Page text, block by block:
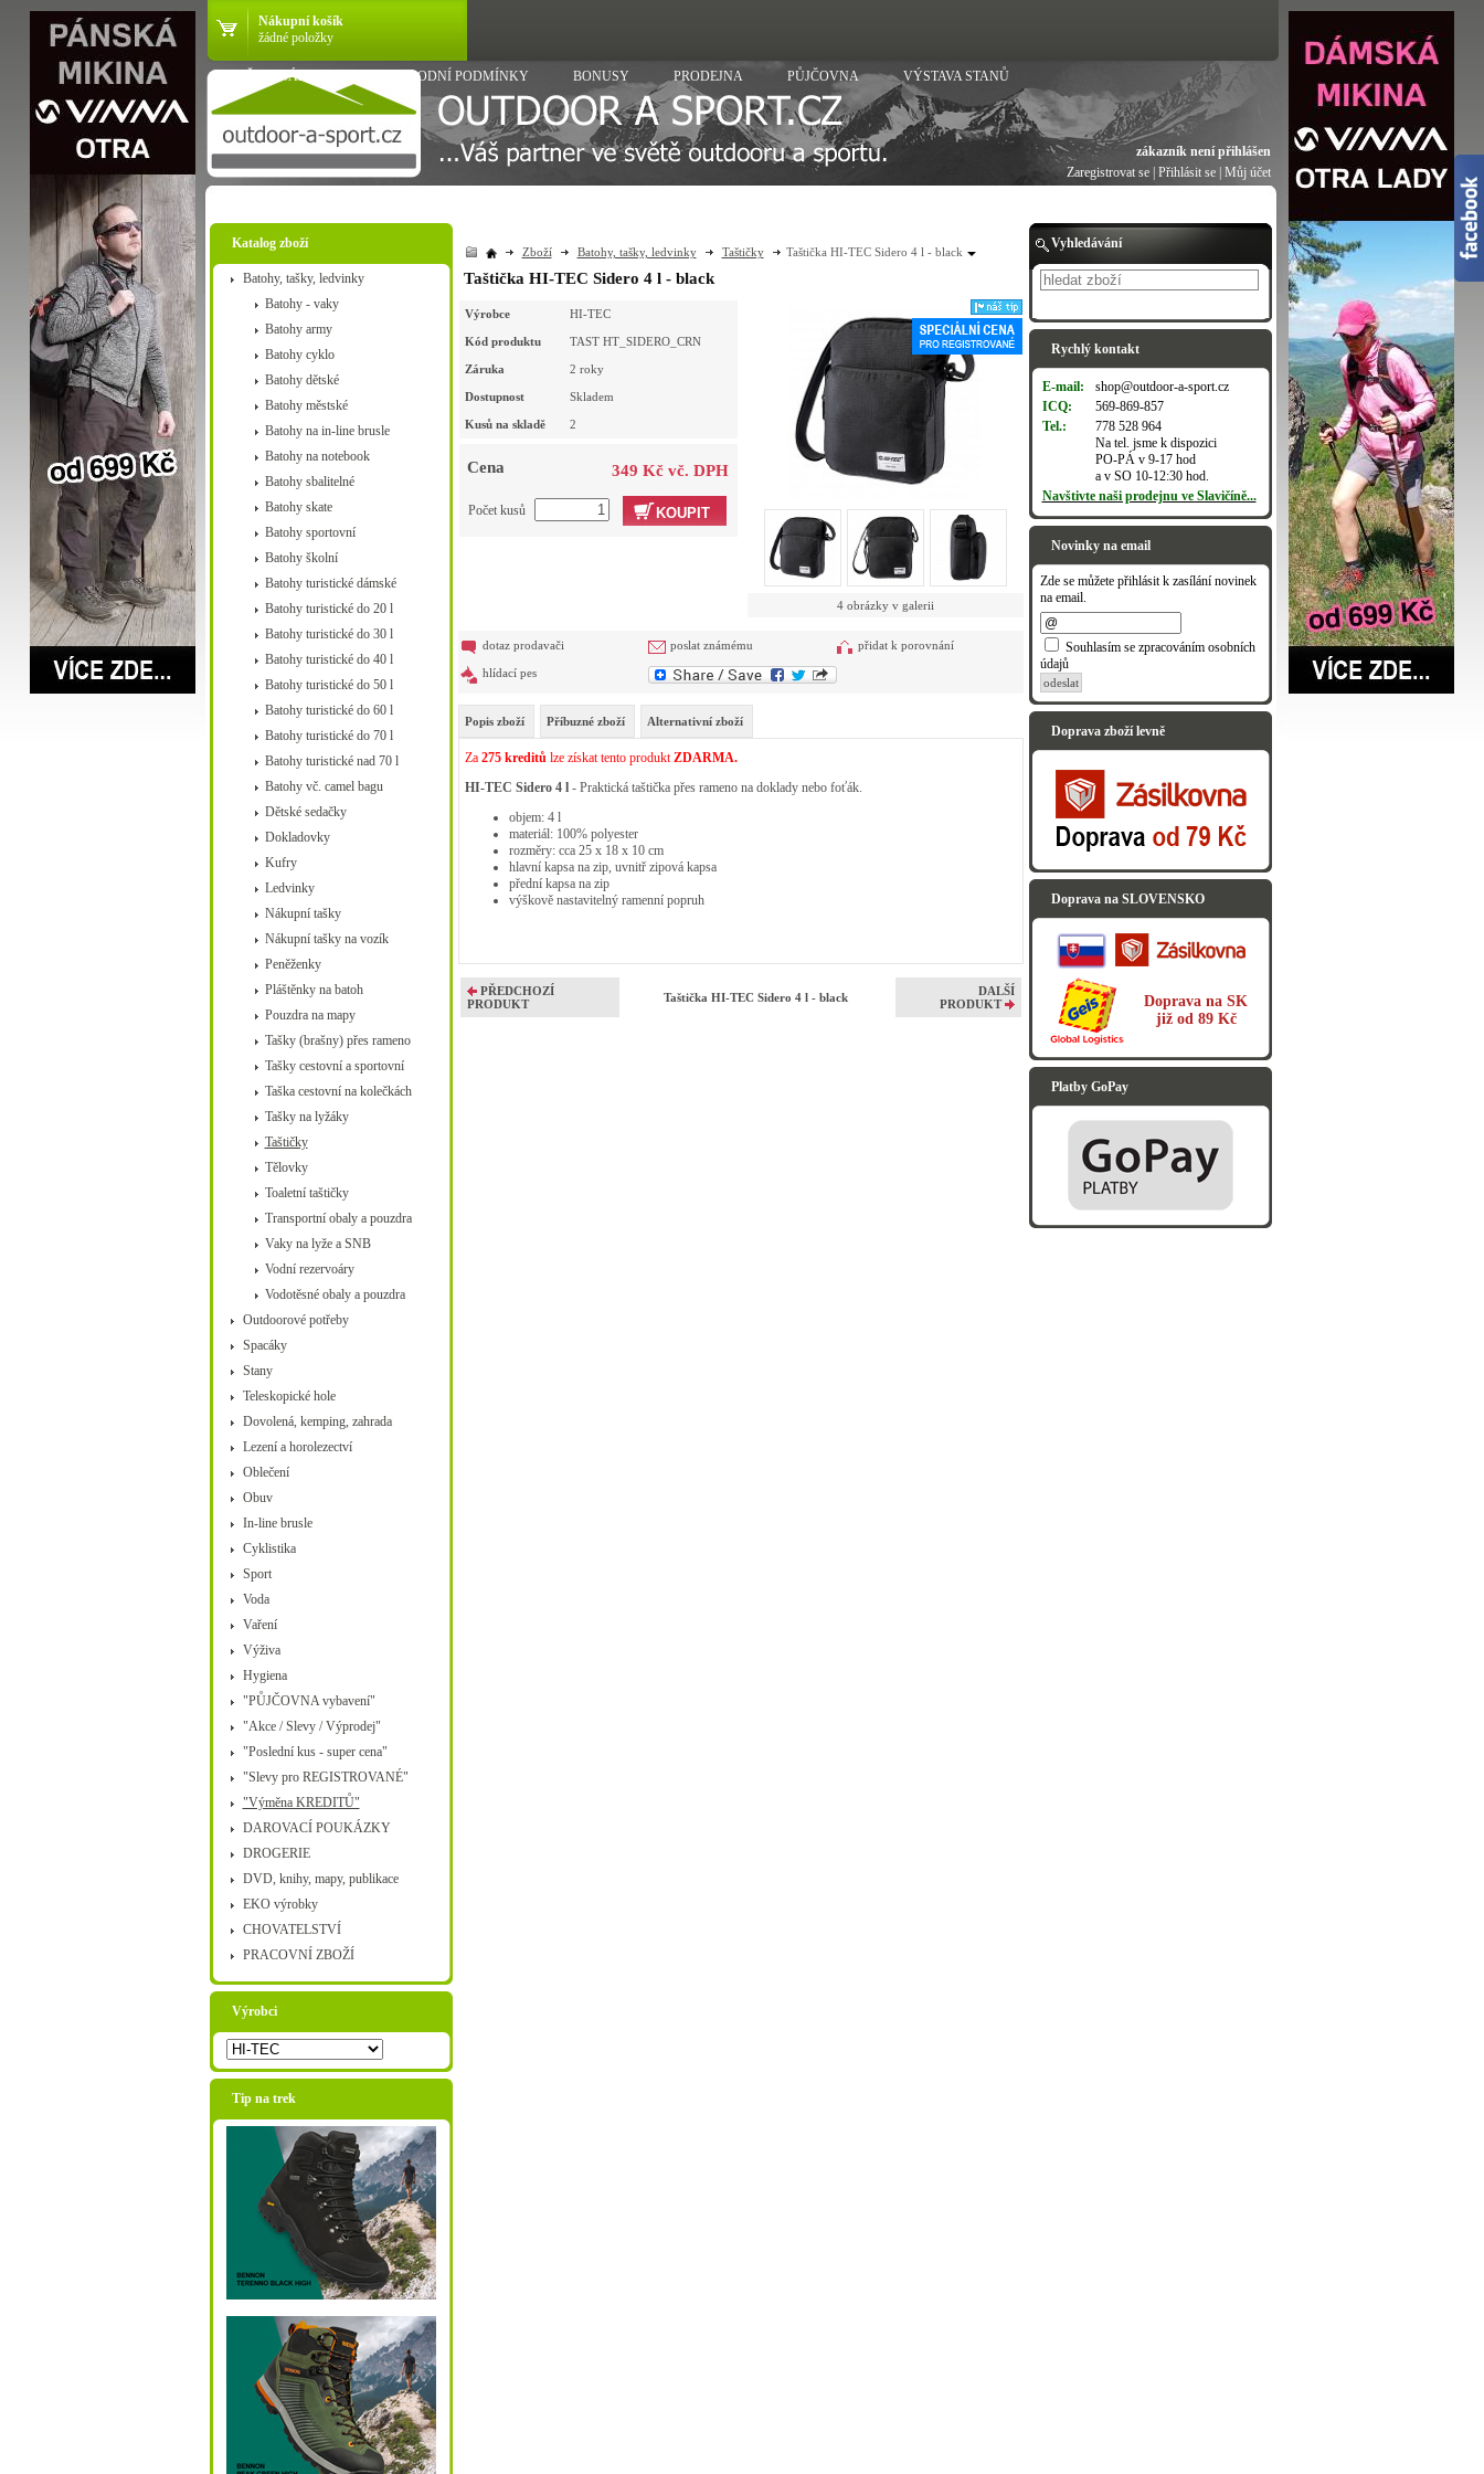
Nákupní košík
žádné položky
VŠE O NÁKUPU OBCHODNÍ PODMÍNKY BONUSY PRODEJNA PŮJČOVNA VÝSTAVA STANŮ
zákazník není přihlášen
Zaregistrovat se| Přihlásit se| Můj účet
Katalog zboží
Batohy, tašky, ledvinky
Batohy - vaky
Batohy army
Batohy cyklo
Batohy dětské
Batohy městské
Batohy na in-line brusle
Batohy na notebook
Batohy sbalitelné
Batohy skate
Batohy sportovní
Batohy školní
Batohy turistické dámské
Batohy turistické do 20 l
Batohy turistické do 30 l
Batohy turistické do 40 l
Batohy turistické do 50 l
Batohy turistické do 60 l
Batohy turistické do 70 l
Batohy turistické nad 70 l
Batohy vč. camel bagu
Dětské sedačky
Dokladovky
Kufry
Ledvinky
Nákupní tašky
Nákupní tašky na vozík
Peněženky
Pláštěnky na batoh
Pouzdra na mapy
Tašky (brašny) přes rameno
Tašky cestovní a sportovní
Taška cestovní na kolečkách
Tašky na lyžáky
Taštičky
Tělovky
Toaletní taštičky
Transportní obaly a pouzdra
Vaky na lyže a SNB
Vodní rezervoáry
Vodotěsné obaly a pouzdra
Outdoorové potřeby
Spacáky
Stany
Teleskopické hole
Dovolená, kemping, zahrada
Lezení a horolezectví
Oblečení
Obuv
In-line brusle
Cyklistika
Sport
Voda
Vaření
Výživa
Hygiena
"PŮJČOVNA vybavení"
"Akce / Slevy / Výprodej"
"Poslední kus - super cena"
"Slevy pro REGISTROVANÉ"
"Výměna KREDITŮ"
DAROVACÍ POUKÁZKY
DROGERIE
DVD, knihy, mapy, publikace
EKO výrobky
CHOVATELSTVÍ
PRACOVNÍ ZBOŽÍ
Výrobci
Tip na trek
Zboží Batohy, tašky, ledvinky Taštičky Taštička HI-TEC Sidero 4 l - black
Taštička HI-TEC Sidero 4 l - black
Výrobce HI-TEC
Kód produktu TAST HT_SIDERO_CRN
Záruka 2 roky
Dostupnost Skladem
Kusů na skladě 2
Cena 349 Kč vč. DPH
KOUPIT
Počet kusů
4 obrázky v galerii
dotaz prodavači poslat známému přidat k porovnání
hlídací pes
Popis zboží Příbuzné zboží Alternativní zboží
Za275 kreditů lze získat tento produktZDARMA.
HI-TEC Sidero 4 l- Praktická taštička přes rameno na doklady nebo foťák.
objem: 4 l
materiál: 100% polyester
rozměry: cca 25 x 18 x 10 cm
hlavní kapsa na zip, uvnitř zipová kapsa
přední kapsa na zip
výškově nastavitelný ramenní popruh
PŘEDCHOZÍ
PRODUKT
Taštička HI-TEC Sidero 4 l - black
DALŠÍ
PRODUKT
Vyhledávání
Rychlý kontakt
E-mail:
shop@outdoor-a-sport.cz
ICQ:
569-869-857
Tel.:
778 528 964
Na tel. jsme k dispozici
PO-PÁ v 9-17 hod
a v SO 10-12:30 hod.
Navštivte naši prodejnu ve Slavičíně...
Novinky na email
Zde se můžete přihlásit k zasílání novinek
na email.
Souhlasím se zpracováním osobních
údajů
odeslat
Doprava zboží levně
Doprava na SLOVENSKO
Doprava na SK
již od 89 Kč
Platby GoPay